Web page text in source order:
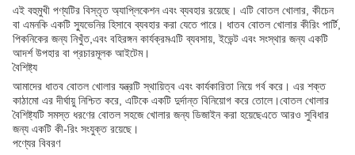
এই বহুমুখী পণ্যটির বিস্তৃত অ্যাপ্লিকেশন এবং ব্যবহার রয়েছে। এটি বোতল খোলার, কীচেন
বা এমনকি একটি স্যুভেনির হিসাবে ব্যবহার করা যেতে পারে। ধাতব বোতল খোলার কীরিং পার্টি,
পিকনিকের জন্য নিখুঁত,এবং বহিরঙ্গন কার্যক্রমএটি ব্যবসায়, ইভেন্ট এবং সংস্থার জন্য একটি
আদর্শ উপহার বা প্রচারমূলক আইটেম।
বৈশিষ্ট্য
আমাদের ধাতব বোতল খোলার যন্ত্রটি স্থায়িত্ব এবং কার্যকারিতা নিয়ে গর্ব করে। এর শক্ত
কাঠামো এর দীর্ঘায়ু নিশ্চিত করে, এটিকে একটি দুর্দান্ত বিনিয়োগ করে তোলে।বোতল খোলার
বৈশিষ্ট্যটি সমস্ত ধরণের বোতল সহজে খোলার জন্য ডিজাইন করা হয়েছেএতে আরও সুবিধার
জন্য একটি কী-রিং সংযুক্ত রয়েছে।
পণ্যের বিবরণ